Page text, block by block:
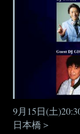
9月15日(土
日本橋＞